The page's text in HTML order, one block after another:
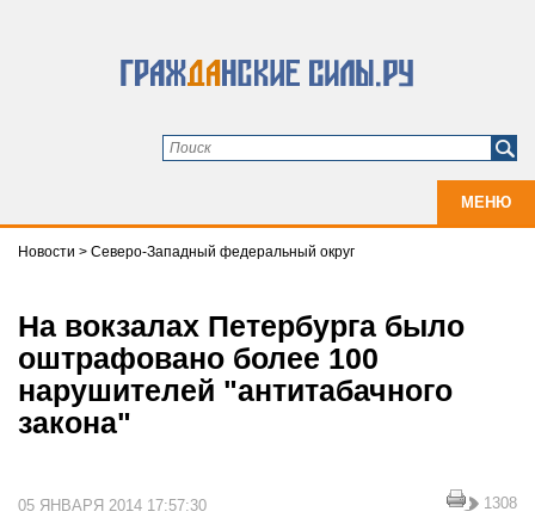
МЕНЮ
Новости > Северо-Западный федеральный округ
На вокзалах Петербурга было
оштрафовано более 100
нарушителей "антитабачного
закона"
05 ЯНВАРЯ 2014 17:57:30 1308